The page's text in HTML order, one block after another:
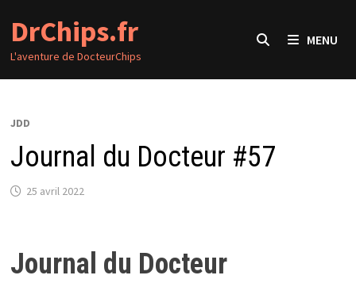
contenu
DrChips.fr
L'aventure de DocteurChips
MENU
JDD
Journal du Docteur #57
25 avril 2022
Journal du Docteur